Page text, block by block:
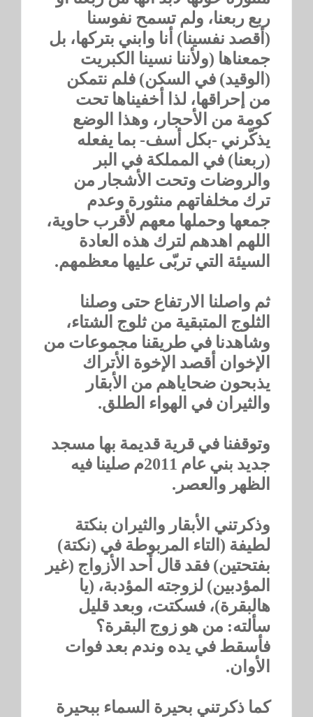
ربع ربعنا، ولم تسمح نفوسنا
(أقصد نفسينا) أنا وابني بتركها، بل
جمعناها (ولأننا نسينا الكبريت
(الوقيد) في السكن) فلم نتمكن
من إحراقها، لذا أخفيناها تحت
كومة من الأحجار، وهذا الوضع
يذكّرني -بكل أسف- بما يفعله
(ربعنا) في المملكة في البر
والروضات وتحت الأشجار من
ترك مخلفاتهم منثورة وعدم
جمعها وحملها معهم لأقرب حاوية،
اللهم اهدهم لترك هذه العادة
السيئة التي تربّى عليها معظمهم.
ثم واصلنا الارتفاع حتى وصلنا
الثلوج المتبقية من ثلوج الشتاء،
وشاهدنا في طريقنا مجموعات من
الإخوان أقصد الإخوة الأتراك
يذبحون ضحاياهم من الأبقار
والثيران في الهواء الطلق.
وتوقفنا في قرية قديمة بها مسجد
جديد بني عام 2011م صلينا فيه
الظهر والعصر.
وذكرتني الأبقار والثيران بنكتة
لطيفة (التاء المربوطة في (نكتة)
بفتحتين) فقد قال أحد الأزواج (غير
المؤدبين) لزوجته المؤدبة، (يا
هالبقرة)، فسكتت، وبعد قليل
سألته: من هو زوج البقرة؟
فأسقط في يده وندم بعد فوات
الأوان.
كما ذكرتني بحيرة السماء ببحيرة